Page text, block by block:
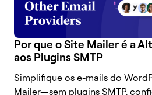
Por que o Site Mailer é a
aos Plugins SMTP
Simplifique os e-mails do
Mailer—sem plugins SMTP,